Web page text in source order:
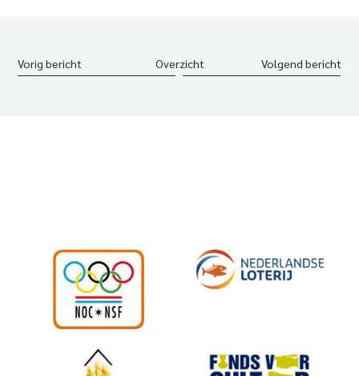
Vorig bericht Overzicht Volgend bericht